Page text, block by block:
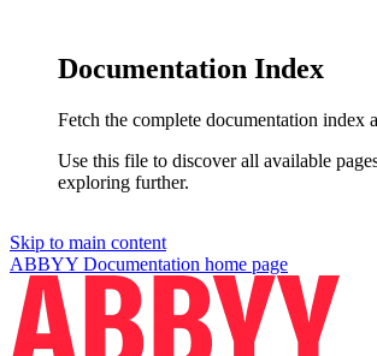
Documentation Index
Fetch the complete documentation index
Use this file to discover all available
exploring further.
Skip to main content
ABBYY Documentation home page